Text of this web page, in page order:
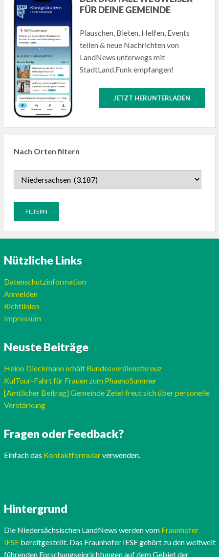
FÜR DEINE GEMEINDE
Plauschen, Bieten, Helfen, Events
teilen & neue Nachrichten von
LandNews unterwegs mit
StadtLand.Funk empfangen!
JETZT HERUNTERLADEN
Nach Orten filtern
Nützliche Links
Datenschutzinformation
Anmelden
Richtlinien
Impressum
Neuste Beiträge
Heino Dieckmann erhält Bundesverdienstkreuz
KulTour-Fahrt für Frauen zum PhaenoSummer
[Amtlicher Beitrag] Gemeinde Zetel freut sich über personelle
Verstärkung
Fragen oder Feedback?
Einfach das Kontaktformularverwenden.
Hintergrund
Die Niedersächsischen LandNews werden vom Fraunhofer
IESEbereitgestellt. Das Fraunhofer IESE gehört zu den weltweit
führenden Forschungseinrichtungen auf dem Gebiet der